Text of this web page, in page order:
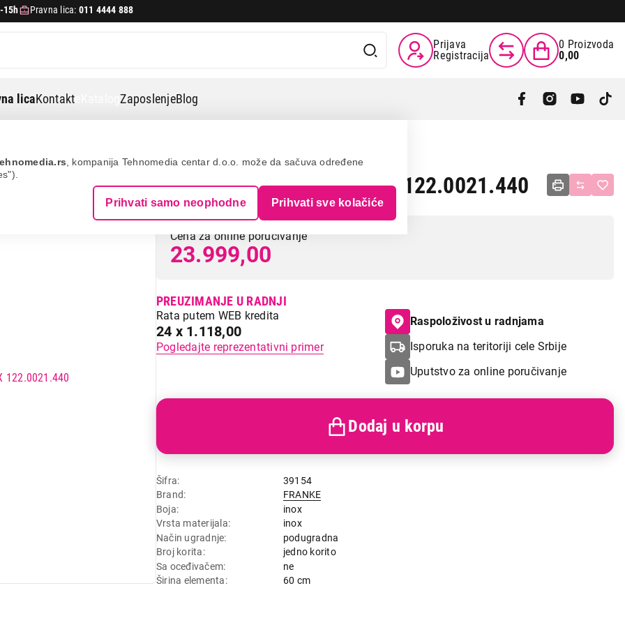
, kompanija Tehnomedia centar d.o.o. može da sačuva određene
Prihvati samo neophodne Prihvati sve kolačiće
15h Pravna lica: 011 4444 888
Prijava
Registracija
0 Proizvoda
0,00
licaKontakt eKatalogZaposlenjeBlog
FRANKE GAX 110-45 INOX 122.0021.440
Cena za online poručivanje
23.999,00
PREUZIMANJE U RADNJI
Rata putem WEB kredita
24 x 1.118,00
Pogledajte reprezentativni primer
Raspoloživost u radnjama
Isporuka na teritoriji cele Srbije
Uputstvo za online poručivanje
Šifra
39154
Brand
FRANKE
Boja
inox
Vrsta materijala
inox
Način ugradnje
podugradna
Broj korita
jedno korito
Sa oceđivačem
ne
Širina elementa
60 cm
Dodaj u korpu